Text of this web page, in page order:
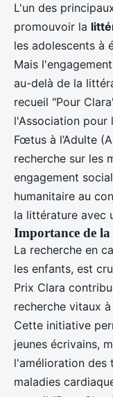
L'un des
promouvoir la
les adolescents à
Mais
au-delà de la
recueil "Pour
l'Association pour
Fœtus à l’Adulte
recherche sur les
engagement
humanitaire au
la littérature avec
Importance de la
La recherche en
les enfants, est
Prix Clara
recherche vitaux
Cette initiative
jeunes écrivains,
l'amélioration des
maladies